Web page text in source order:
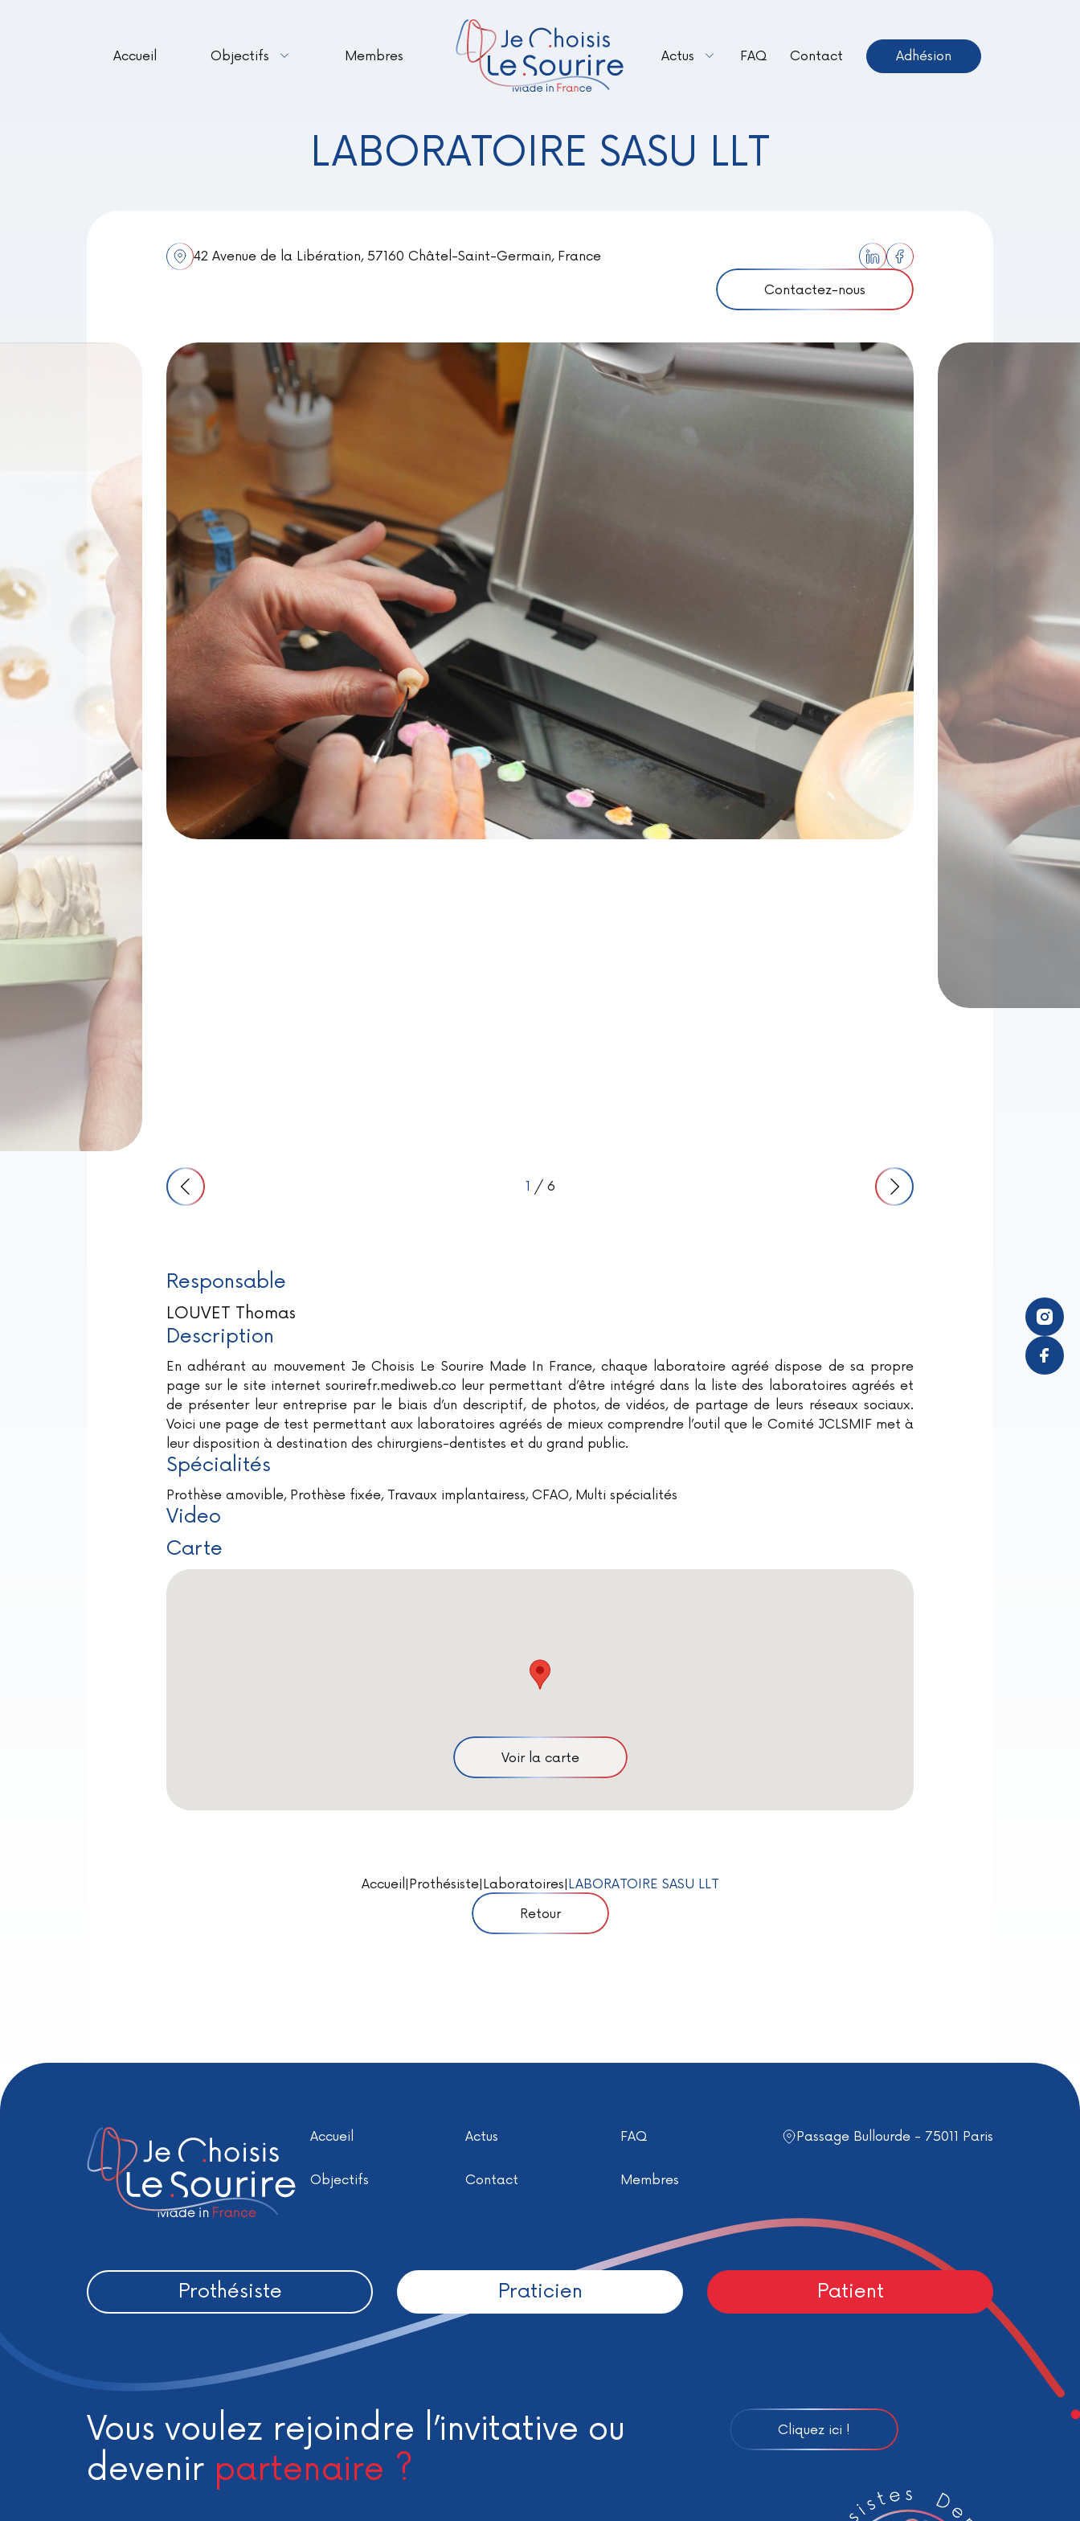
Accueil Objectifs Membres Actus FAQ Contact Adhésion
LABORATOIRE SASU LLT
42 Avenue de la Libération, 57160 Châtel-Saint-Germain, France
Contactez-nous
1 / 6
Responsable
LOUVET Thomas
Description
En adhérant au mouvement Je Choisis Le Sourire Made In France, chaque laboratoire agréé dispose de sa propre
page sur le site internet sourirefr.mediweb.co leur permettant d’être intégré dans la liste des laboratoires agréés et
de présenter leur entreprise par le biais d’un descriptif, de photos, de vidéos, de partage de leurs réseaux sociaux.
Voici une page de test permettant aux laboratoires agréés de mieux comprendre l’outil que le Comité JCLSMIF met à
leur disposition à destination des chirurgiens-dentistes et du grand public.
Spécialités
Prothèse amovible, Prothèse fixée, Travaux implantairess, CFAO, Multi spécialités
Video
Carte
Voir la carte
Accueil Prothésiste| Laboratoires LABORATOIRE SASU LLT
Retour
Accueil Actus FAQ
Objectifs Contact Membres
Passage Bullourde - 75011 Paris
Prothésiste Praticien Patient
Vous voulez rejoindre l’invitative ou
devenir partenaire ?
Cliquez ici !